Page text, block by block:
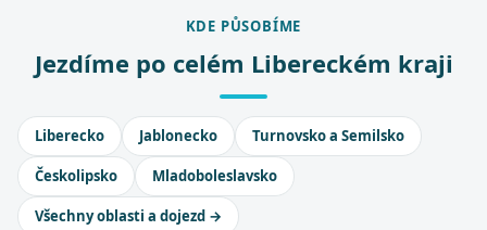
KDE PŮSOBÍME
Jezdíme po celém Libereckém kraji
Liberecko Jablonecko Turnovsko a Semilsko
Českolipsko Mladoboleslavsko
Všechny oblasti a dojezd →